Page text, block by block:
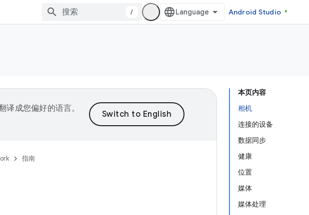
/ Android Studio
本页内容
相机
连接的设备
数据同步
健康
位置
媒体
媒体处理
成您偏好的语言。
指南